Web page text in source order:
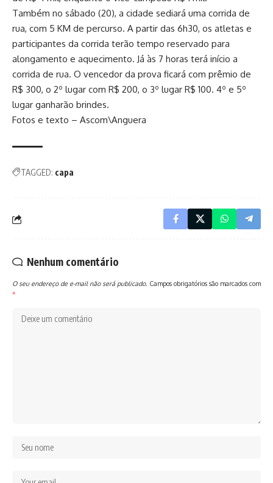
Também no sábado (20), a cidade sediará uma corrida de
rua, com 5 KM de percurso. A partir das 6h30, os atletas e
participantes da corrida terão tempo reservado para
alongamento e aquecimento. Já às 7 horas terá início a
corrida de rua. O vencedor da prova ficará com prêmio de
R$ 300, o 2º lugar com R$ 200, o 3º lugar R$ 100. 4º e 5º
lugar ganharão brindes.
Fotos e texto – Ascom\Anguera
TAGGED: capa
Nenhum comentário
O seu endereço de e-mail não será publicado. Campos obrigatórios são marcados com
*